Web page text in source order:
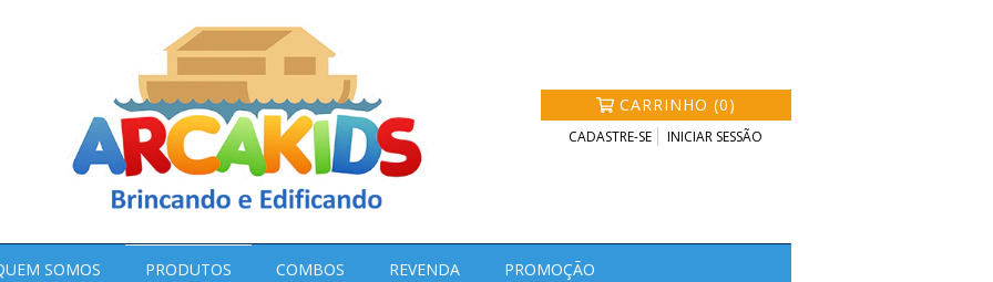
CARRINHO (0)
CADASTRE-SE INICIAR SESSÃO
SOMOS PRODUTOS COMBOS REVENDA PROMOÇÃO